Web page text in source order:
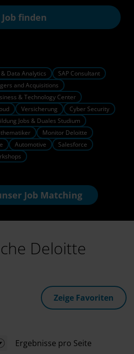
& Data Analytics
SAP Consultant
and Acquisitions
& Technology Center
Versicherung
Cyber Security
Jobs & Duales Studium
Monitor Deloitte
Automotive
Salesforce
Job Matching
Deloitte
Zeige Favoriten
Ergebnisse pro Seite